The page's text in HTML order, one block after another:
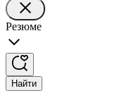
Резюме
Найти